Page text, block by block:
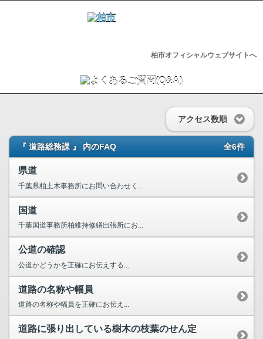
柏市オフィシャルウェブサイトへ
アクセス数順
『 道路総務課 』 内のFAQ 全6件
県道
千葉県柏土木事務所にお問い合わせく...
国道
千葉国道事務所柏維持修繕出張所にお...
公道の確認
公道かどうかを正確にお伝えする...
道路の名称や幅員
道路の名称や幅員を正確にお伝え...
道路に張り出している樹木の枝葉のせん定